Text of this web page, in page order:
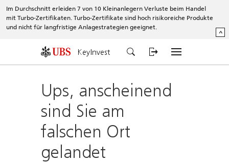
Im Durchschnitt erleiden 7 von 10 Kleinanlegern Verluste beim Handel
mit Turbo-Zertifikaten. Turbo-Zertifikate sind hoch risikoreiche Produkte
und nicht für langfristige Anlagestrategien geeignet.
^
KeyInvest
Ups, anscheinend
sind Sie am
falschen Ort
gelandet